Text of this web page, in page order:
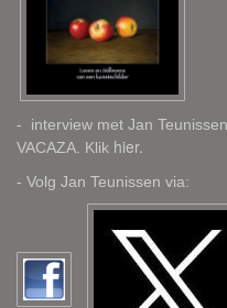
- interview met Jan
VACAZA. Klik hier.
- Volg Jan Teunissen via: